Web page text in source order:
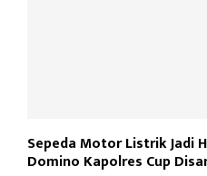
Sepeda Motor Listrik Jadi
Domino Kapolres Cup